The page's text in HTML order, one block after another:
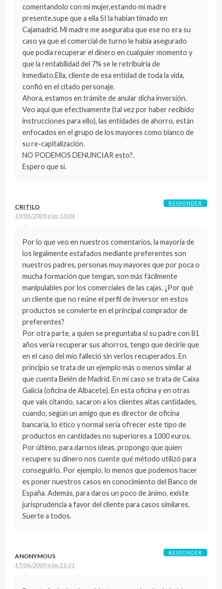
comentandolo con mi mujer,estando mi madre
presente,supe que a ella SI la habían timado en
Cajamadrid. Mi madre me aseguraba que ese no era su
caso ya que el comercial de turno le habia asegurado
que podia recuperar el dinero en cualquier momento y
que la rentabilidad del 7% se le retribuiría de
inmediato.Ella, cliente de esa entidad de toda la vida,
confió en el citado personaje.
Ahora, estamos en trámite de anular dicha inversión.
Veo aqui que efectivamente (tal vez por haber recibido
instrucciones para ello), las entidades de ahorro, están
enfocados en el grupo de los mayores como blanco de
su re-capitalización.
NO PODEMOS DENUNCIAR esto?.
Espero que si.
CRITILO
19/06/2009 a las 13:04
Por lo que veo en nuestros comentarios, la mayoría de
los legalmente estafados mediante preferentes son
nuestros padres, personas muy mayores que por poca o
mucha formación que tengan, son más fácilmente
manipulables por los comerciales de las cajas. ¿Por qué
un cliente que no reúne el perfil de inversor en estos
productos se convierte en el principal comprador de
preferentes?
Por otra parte, a quien se preguntaba si su padre con 81
años vería recuperar sus ahorros, tengo que decirle que
en el caso del mío falleció sin verlos recuperados. En
principio se trata de un ejemplo más o menos similar al
que cuenta Belén de Madrid. En mi caso se trata de Caixa
Galicia (oficina de Albacete). En esta oficina y en otras
que vais citando, sacaron a los clientes altas cantidades,
cuando, según un amigo que es director de oficina
bancaria, lo ético y normal sería ofrecer este tipo de
productos en cantidades no superiores a 1000 euros.
Por último, para darnos ideas, propongo que quien
recupere su dinero nos cuente qué método utilizó para
conseguirlo. Por ejemplo, lo menos que podemos hacer
es poner nuestros casos en conocimiento del Banco de
España. Además, para daros un poco de ánimo, existe
jurisprudencia a favor del cliente para casos similares.
Suerte a todos.
RESPONDER
ANONYMOUS
17/06/2009 a las 21:21
RESPONDER